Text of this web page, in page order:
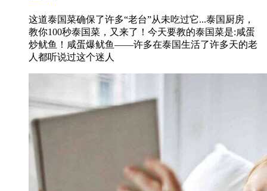
这道泰国菜确保了许多“老台”从未吃过它...泰国厨房，
教你100秒泰国菜，又来了！今天要教的泰国菜是:咸蛋
炒鱿鱼！咸蛋爆鱿鱼——许多在泰国生活了许多天的老
人都听说过这个迷人